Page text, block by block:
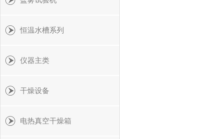
恒温水槽系列
仪器主类
干燥设备
电热真空干燥箱